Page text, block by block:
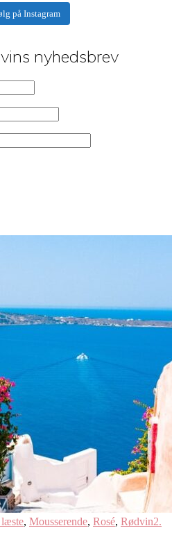
på Instagram
nyhedsbrev
, Mousserende, Rosé, Rødvin2.